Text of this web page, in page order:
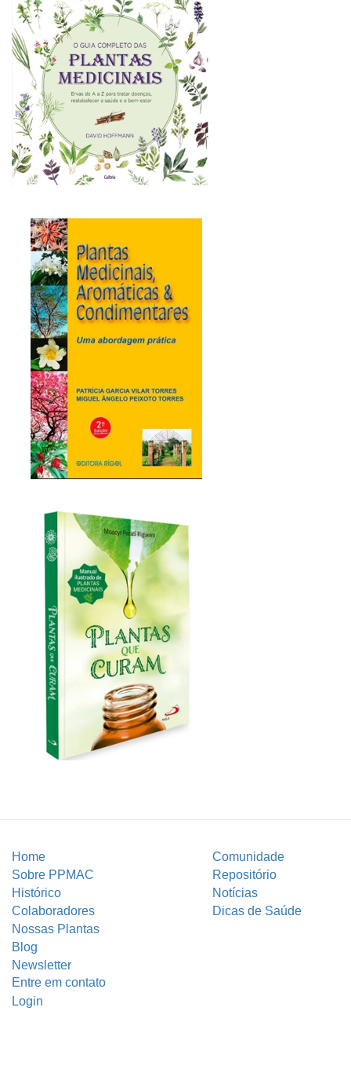
Home
Comunidade
Sobre PPMAC
Repositório
Histórico
Notícias
Colaboradores
Dicas de Saúde
Nossas Plantas
Blog
Newsletter
Entre em contato
Login